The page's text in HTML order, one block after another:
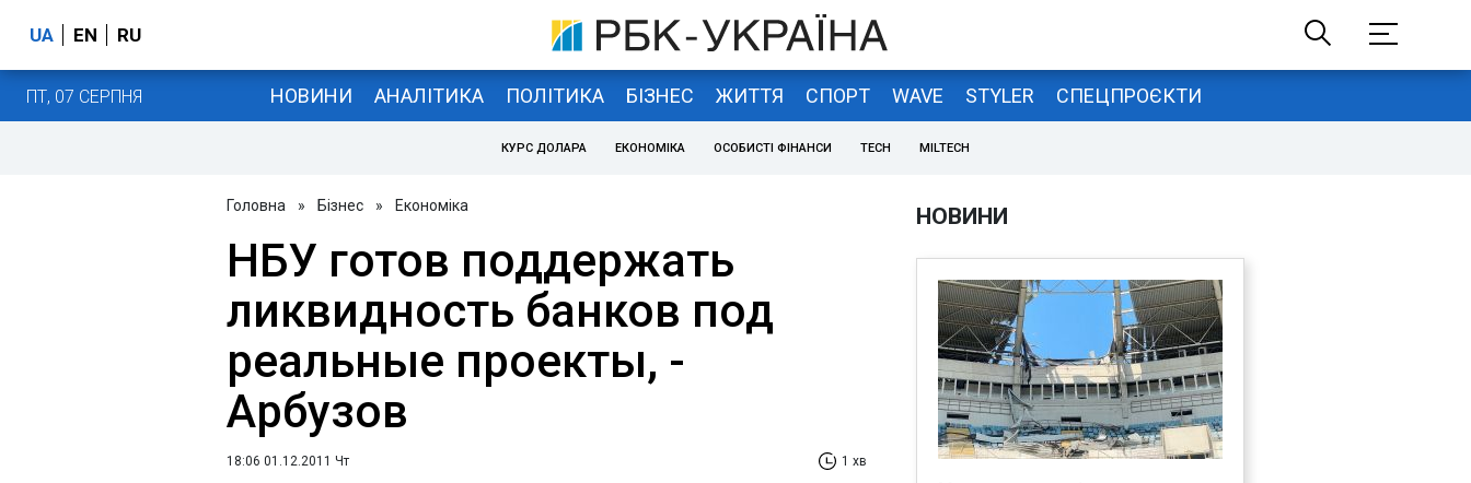
UA EN RU
ПТ, 07 СЕРПНЯ НОВИНИ АНАЛІТИКА ПОЛІТИКА БІЗНЕС ЖИТТЯ СПОРТ WAVE STYLER СПЕЦПРОЄКТИ
КУРС ДОЛАРА ЕКОНОМІКА ОСОБИСТІ ФІНАНСИ TECH MILTECH
Головна » Бізнес » Економіка
НБУ готов поддержать
ликвидность банков под
реальные проекты, -
Арбузов
18:06 01.12.2011 Чт 1 хв
НОВИНИ